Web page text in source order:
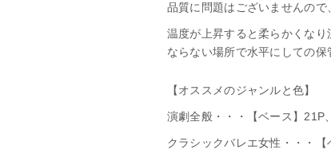
品質に問題はございませんので
温度が上昇すると柔らかくな
ならない場所で水平にしての保
【オススメのジャンルと色】
演劇全般・・・【ベース】21P
クラシックバレエ女性・・・